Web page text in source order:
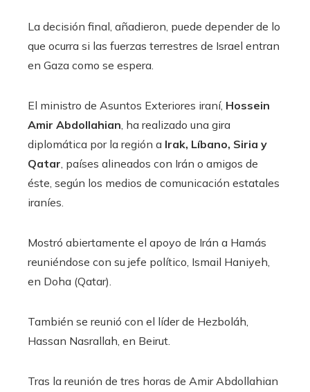
La decisión final, añadieron, puede depender de lo
que ocurra si las fuerzas terrestres de Israel entran
en Gaza como se espera.
El ministro de Asuntos Exteriores iraní, Hossein
Amir Abdollahian , ha realizado una gira
diplomática por la región a Irak, Líbano, Siria y
Qatar , países alineados con Irán o amigos de
éste, según los medios de comunicación estatales
iraníes.
Mostró abiertamente el apoyo de Irán a Hamás
reuniéndose con su jefe político, Ismail Haniyeh,
en Doha (Qatar).
También se reunió con el líder de Hezboláh,
Hassan Nasrallah, en Beirut.
Tras la reunión de tres horas de Amir Abdollahian